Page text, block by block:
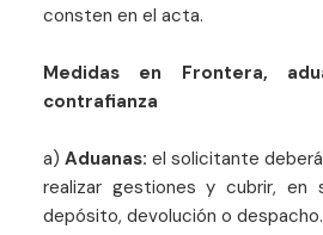
consten en el acta.
Medidas en Frontera,
contrafianza
a) Aduanas: el solicitante
realizar gestiones y cubrir, en
depósito, devolución o despacho.